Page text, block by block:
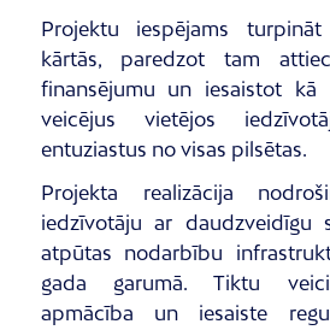
Projektu iespējams
kārtās, paredzot tam
finansējumu un iesaistot kā
veicējus vietējos
entuziastus no visas pilsētas.
Projekta realizācija
iedzīvotāju ar daudzveidīgu
atpūtas nodarbību
gada garumā. Tiktu
apmācība un iesaiste